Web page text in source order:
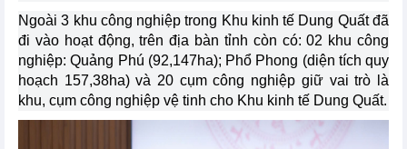
Ngoài 3 khu công nghiệp trong Khu kinh tế Dung Quất đã
đi vào hoạt động, trên địa bàn tỉnh còn có: 02 khu công
nghiệp: Quảng Phú (92,147ha); Phổ Phong (diện tích quy
hoạch 157,38ha) và 20 cụm công nghiệp giữ vai trò là
khu, cụm công nghiệp vệ tinh cho Khu kinh tế Dung Quất.